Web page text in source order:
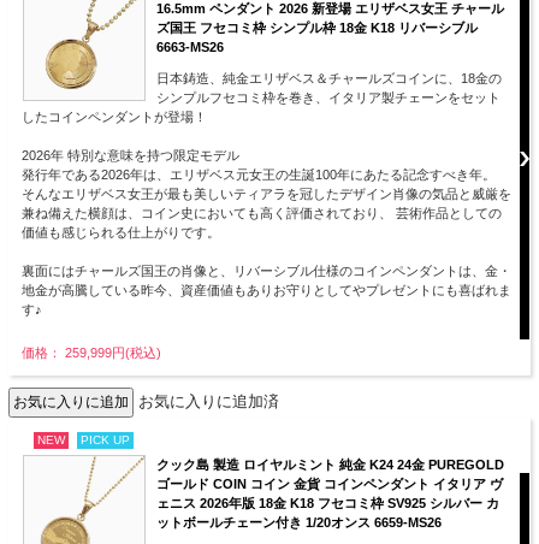
16.5mm ペンダント 2026 新登場 エリザベス女王 チャール
ズ国王 フセコミ枠 シンプル枠 18金 K18 リバーシブル
6663-MS26
日本鋳造、純金エリザベス＆チャールズコインに、18金の
シンプルフセコミ枠を巻き、イタリア製チェーンをセット
したコインペンダントが登場！
2026年 特別な意味を持つ限定モデル
発行年である2026年は、エリザベス元女王の生誕100年にあたる記念すべき年。
そんなエリザベス女王が最も美しいティアラを冠したデザイン肖像の気品と威厳を
兼ね備えた横顔は、コイン史においても高く評価されており、 芸術作品としての
価値も感じられる仕上がりです。
裏面にはチャールズ国王の肖像と、リバーシブル仕様のコインペンダントは、金・
地金が高騰している昨今、資産価値もありお守りとしてやプレゼントにも喜ばれま
す♪
価格： 259,999円(税込)
お気に入りに追加済
NEW PICK UP
クック島 製造 ロイヤルミント 純金 K24 24金 PUREGOLD
ゴールド COIN コイン 金貨 コインペンダント イタリア ヴ
ェニス 2026年版 18金 K18 フセコミ枠 SV925 シルバー カ
ットボールチェーン付き 1/20オンス 6659-MS26